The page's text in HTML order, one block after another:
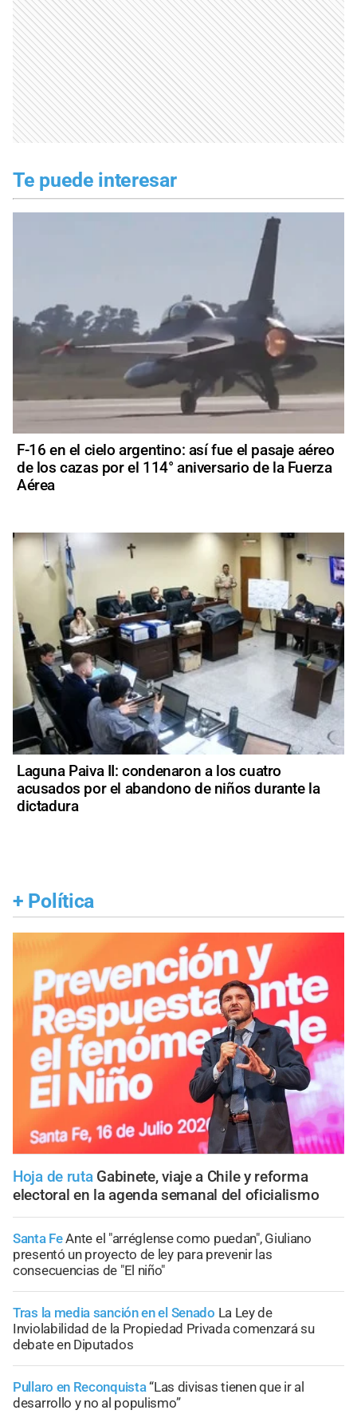
Te puede interesar
F-16 en el cielo argentino: así fue el pasaje aéreo
de los cazas por el 114° aniversario de la Fuerza
Aérea
Laguna Paiva II: condenaron a los cuatro
acusados por el abandono de niños durante la
dictadura
+ Política
Hoja de ruta Gabinete, viaje a Chile y reforma
electoral en la agenda semanal del oficialismo
Santa FeAnte el "arréglense como puedan", Giuliano
presentó un proyecto de ley para prevenir las
consecuencias de "El niño"
Tras la media sanción en el Senado La Ley de
Inviolabilidad de la Propiedad Privada comenzará su
debate en Diputados
Pullaro en Reconquista“Las divisas tienen que ir al
desarrollo y no al populismo”